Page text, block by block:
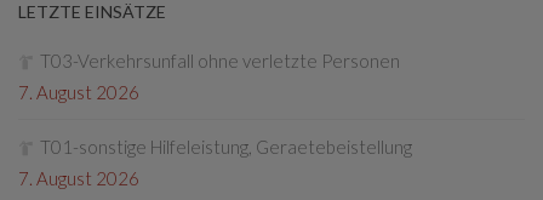
LETZTE EINSÄTZE
T03-Verkehrsunfall ohne verletzte Personen
7. August 2026
T01-sonstige Hilfeleistung, Geraetebeistellung
7. August 2026